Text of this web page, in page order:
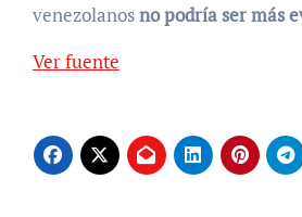
venezolanosno podría ser más
Ver fuente